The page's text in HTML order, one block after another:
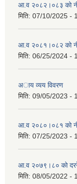
आ.व २०८२।०८३ काे
मिति: 07/10/2025 -
आ.व २०८१।०८२ काे
मिति: 06/25/2024 -
अाय व्यय विवरण
मिति: 09/05/2023 -
आ.व २०८०।०८१ काे
मिति: 07/25/2023 -
आ.व २०७९।८० काे
मिति: 08/05/2022 -